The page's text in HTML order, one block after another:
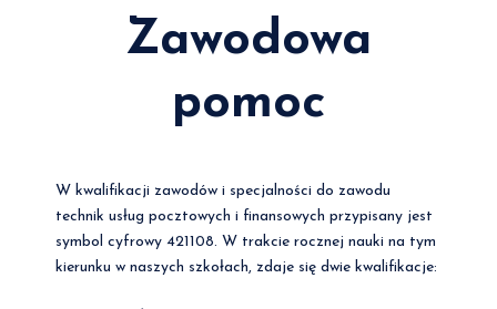
Zawodowa
pomoc
W kwalifikacji zawodów i specjalności do zawodu
technik usług pocztowych i finansowych przypisany jest
symbol cyfrowy 421108. W trakcie rocznej nauki na tym
kierunku w naszych szkołach, zdaje się dwie kwalifikacje: